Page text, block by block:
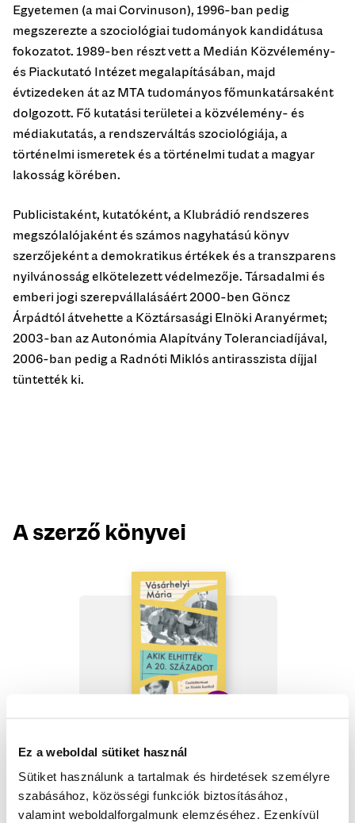
Ez a weboldal sütiket használ
Sütiket használunk a tartalmak és hirdetések személyre
szabásához, közösségi funkciók biztosításához,
valamint weboldalforgalmunk elemzéséhez. Ezenkívül
Egyetemen (a mai Corvinuson), 1996-ban pedig
megszerezte a szociológiai tudományok kandidátusa
fokozatot. 1989-ben részt vett a Medián Közvélemény-
és Piackutató Intézet megalapításában, majd
évtizedeken át az MTA tudományos főmunkatársaként
dolgozott. Fő kutatási területei a közvélemény- és
médiakutatás, a rendszerváltás szociológiája, a
történelmi ismeretek és a történelmi tudat a magyar
lakosság körében.
Publicistaként, kutatóként, a Klubrádió rendszeres
megszólalójaként és számos nagyhatású könyv
szerzőjeként a demokratikus értékek és a transzparens
nyilvánosság elkötelezett védelmezője. Társadalmi és
emberi jogi szerepvállalásáért 2000-ben Göncz
Árpádtól átvehette a Köztársasági Elnöki Aranyérmet;
2003-ban az Autonómia Alapítvány Toleranciadíjával,
2006-ban pedig a Radnóti Miklós antirasszista díjjal
tüntették ki.
A szerző könyvei
Akik elhitték a 20.
századot
Nyomtatott